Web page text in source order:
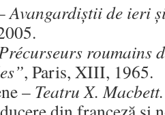
Avangardiștii de ieri
roumains
, Paris, XIII, 1965.
– Teatru X.